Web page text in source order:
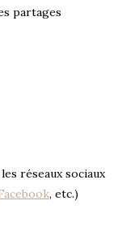
partages
réseaux sociaux
, etc.)